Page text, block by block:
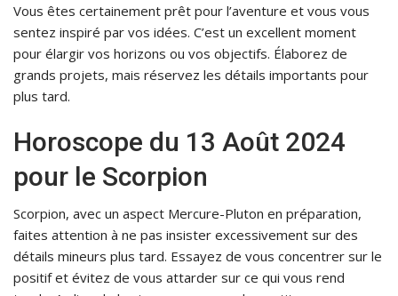
Vous êtes certainement prêt pour l’aventure et vous vous
sentez inspiré par vos idées. C’est un excellent moment
pour élargir vos horizons ou vos objectifs. Élaborez de
grands projets, mais réservez les détails importants pour
plus tard.
Horoscope du 13 Août 2024
pour le Scorpion
Scorpion, avec un aspect Mercure-Pluton en préparation,
faites attention à ne pas insister excessivement sur des
détails mineurs plus tard. Essayez de vous concentrer sur le
positif et évitez de vous attarder sur ce qui vous rend